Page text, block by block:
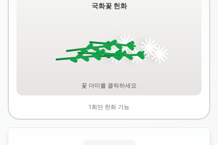
국화꽃 헌화
꽃 더미를 클릭하세요
1회만 헌화 가능